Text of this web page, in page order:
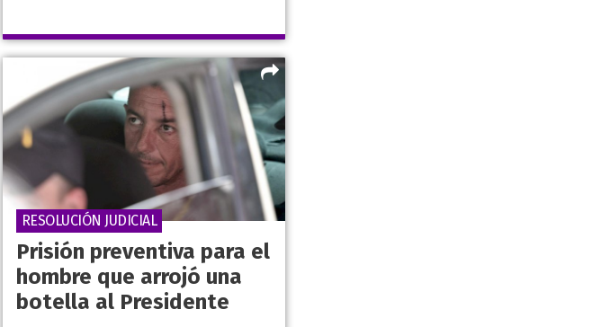
Prisión preventiva para el
hombre que arrojó una
botella al Presidente
RESOLUCIÓN JUDICIAL